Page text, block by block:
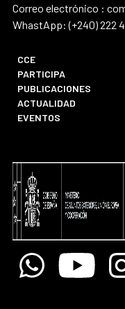
Correo electrónico :
WhastApp: (+240) 222
CCE
PARTICIPA
PUBLICACIONES
ACTUALIDAD
EVENTOS
WhatsappYoutube